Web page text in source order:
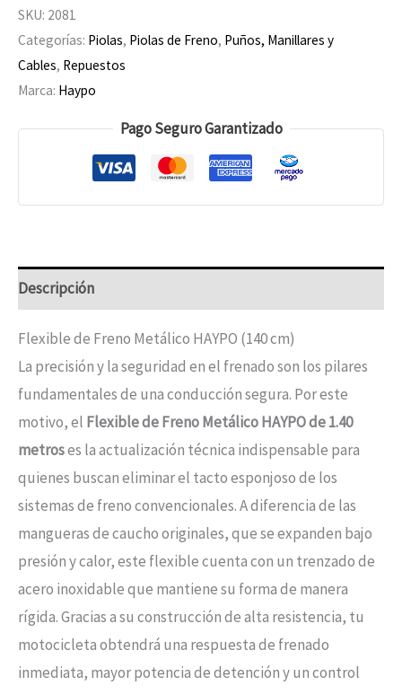
SKU: 2081
Categorías: Piolas, Piolas de Freno, Puños, Manillares y
Cables, Repuestos
Marca: Haypo
Pago Seguro Garantizado
Descripción
Flexible de Freno Metálico HAYPO (140 cm)
La precisión y la seguridad en el frenado son los pilares
fundamentales de una conducción segura. Por este
motivo, el Flexible de Freno Metálico HAYPO de 1.40
metroses la actualización técnica indispensable para
quienes buscan eliminar el tacto esponjoso de los
sistemas de freno convencionales. A diferencia de las
mangueras de caucho originales, que se expanden bajo
presión y calor, este flexible cuenta con un trenzado de
acero inoxidable que mantiene su forma de manera
rígida. Gracias a su construcción de alta resistencia, tu
motocicleta obtendrá una respuesta de frenado
inmediata, mayor potencia de detención y un control